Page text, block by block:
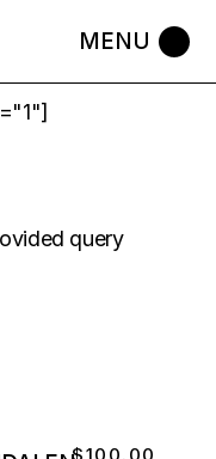
query
$100.00